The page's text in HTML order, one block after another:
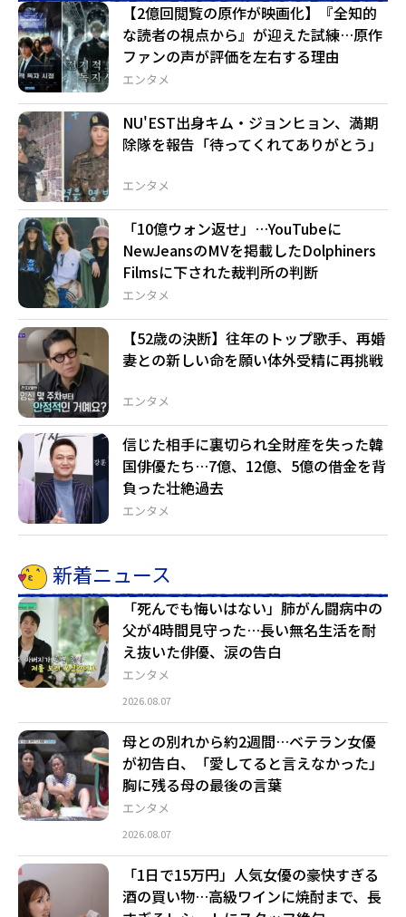
エンタメ
【2億回閲覧の原作が映画化】『全知的
な読者の視点から』が迎えた試練…原作
ファンの声が評価を左右する理由
エンタメ
NU'EST出身キム・ジョンヒョン、満期
除隊を報告「待ってくれてありがとう」
エンタメ
「10億ウォン返せ」…YouTubeに
NewJeansのMVを掲載したDolphiners
Filmsに下された裁判所の判断
エンタメ
【52歳の決断】往年のトップ歌手、再婚
妻との新しい命を願い体外受精に再挑戦
エンタメ
信じた相手に裏切られ全財産を失った韓
国俳優たち…7億、12億、5億の借金を背
負った壮絶過去
新着ニュース
エンタメ
「死んでも悔いはない」肺がん闘病中の
父が4時間見守った…長い無名生活を耐
え抜いた俳優、涙の告白
2026.08.07
エンタメ
母との別れから約2週間…ベテラン女優
が初告白、「愛してると言えなかった」
胸に残る母の最後の言葉
2026.08.07
「1日で15万円」人気女優の豪快すぎる
酒の買い物…高級ワインに焼酎まで、長